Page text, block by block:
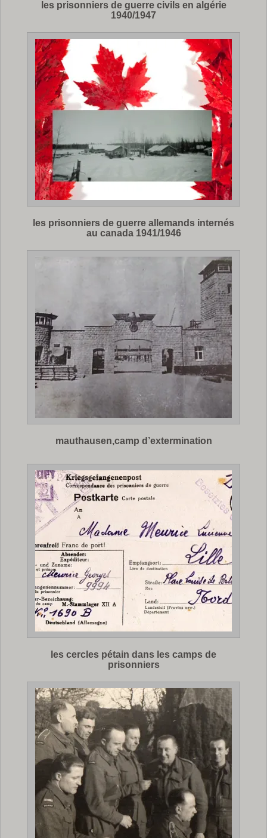
les prisonniers de guerre civils en algérie
1940/1947
les prisonniers de guerre allemands internés
au canada 1941/1946
mauthausen,camp d’extermination
les cercles pétain dans les camps de
prisonniers